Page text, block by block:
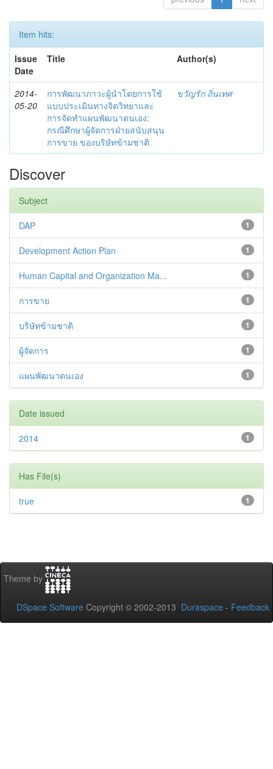
Item hits:
Issue
Date
Title Author(s)
2014-
05-20
การพัฒนาภาวะผู้นำโดยการใช้
แบบประเมินทางจิตวิทยาและ
การจัดทำแผนพัฒนาตนเอง:
กรณีศึกษาผู้จัดการฝ่ายสนับสนุน
การขาย ของบริษัทข้ามชาติ
ขวัญรัก ถิ่นเทศ
Discover
Subject
1
DAP
1
Development Action Plan
1
Human Capital and Organization Ma...
1
การขาย
1
บริษัทข้ามชาติ
1
ผู้จัดการ
1
แผนพัฒนาตนเอง
Date issued
1
2014
Has File(s)
1
true
Theme by
DSpace Software Copyright © 2002-2013 Duraspace - Feedback